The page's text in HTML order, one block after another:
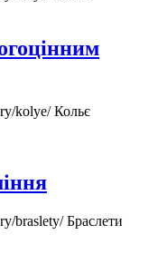
kolye/Кольє
braslety/Браслети